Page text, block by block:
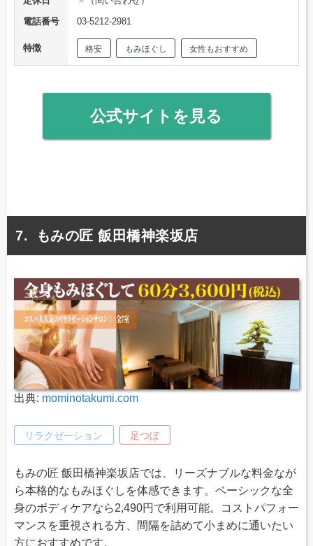
電話番号
03-5212-2981
特徴 格安 もみほぐし 女性もおすすめ
公式サイトを見る
もみの匠 飯田橋神楽坂店
出典: mominotakumi.com
リラクゼーション 足つぼ
もみの匠 飯田橋神楽坂店では、リーズナブルな料金なが
ら本格的なもみほぐしを体感できます。ベーシックな全
身のボディケアなら2,490円で利用可能。コストパフォー
マンスを重視される方、間隔を詰めて小まめに通いたい
方におすすめです。